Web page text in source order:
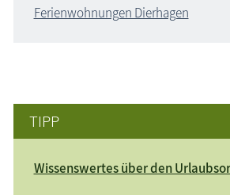
Ferienwohnungen Dierhagen
TIPP
Wissenswertes über den